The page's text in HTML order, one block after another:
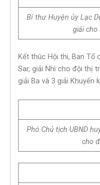
Bí thư Huyện ủy Lạc
giải cho
Kết thúc Hội thi, Ban Tổ
Sar, giải Nhì cho đội thị
giải Ba và 3 giải Khuyến
Phó Chủ tịch UBND
cho